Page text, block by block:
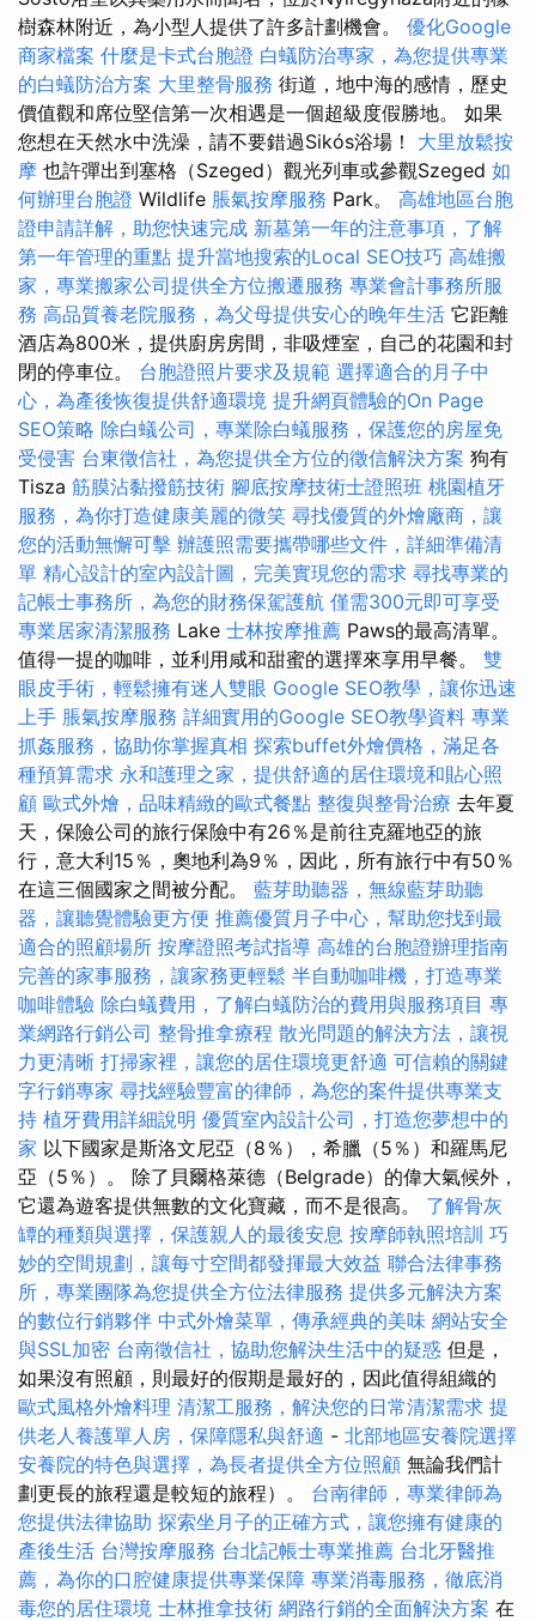
樹森林附近，為小型人提供了許多計劃機會。 優化Google
商家檔案 什麼是卡式台胞證 白蟻防治專家，為您提供專業
的白蟻防治方案 大里整骨服務 街道，地中海的感情，歷史
價值觀和席位堅信第一次相遇是一個超級度假勝地。 如果
您想在天然水中洗澡，請不要錯過Sikós浴場！ 大里放鬆按
摩 也許彈出到塞格（Szeged）觀光列車或參觀Szeged 如
何辦理台胞證 Wildlife 脹氣按摩服務 Park。 高雄地區台胞
證申請詳解，助您快速完成 新墓第一年的注意事項，了解
第一年管理的重點 提升當地搜索的Local SEO技巧 高雄搬
家，專業搬家公司提供全方位搬遷服務 專業會計事務所服
務 高品質養老院服務，為父母提供安心的晚年生活 它距離
酒店為800米，提供廚房房間，非吸煙室，自己的花園和封
閉的停車位。 台胞證照片要求及規範 選擇適合的月子中
心，為產後恢復提供舒適環境 提升網頁體驗的On Page
SEO策略 除白蟻公司，專業除白蟻服務，保護您的房屋免
受侵害 台東徵信社，為您提供全方位的徵信解決方案 狗有
Tisza 筋膜沾黏撥筋技術 腳底按摩技術士證照班 桃園植牙
服務，為你打造健康美麗的微笑 尋找優質的外燴廠商，讓
您的活動無懈可擊 辦護照需要攜帶哪些文件，詳細準備清
單 精心設計的室內設計圖，完美實現您的需求 尋找專業的
記帳士事務所，為您的財務保駕護航 僅需300元即可享受
專業居家清潔服務 Lake 士林按摩推薦 Paws的最高清單。
值得一提的咖啡，並利用咸和甜蜜的選擇來享用早餐。 雙
眼皮手術，輕鬆擁有迷人雙眼 Google SEO教學，讓你迅速
上手 脹氣按摩服務 詳細實用的Google SEO教學資料 專業
抓姦服務，協助你掌握真相 探索buffet外燴價格，滿足各
種預算需求 永和護理之家，提供舒適的居住環境和貼心照
顧 歐式外燴，品味精緻的歐式餐點 整復與整骨治療 去年夏
天，保險公司的旅行保險中有26％是前往克羅地亞的旅
行，意大利15％，奧地利為9％，因此，所有旅行中有50％
在這三個國家之間被分配。 藍芽助聽器，無線藍芽助聽
器，讓聽覺體驗更方便 推薦優質月子中心，幫助您找到最
適合的照顧場所 按摩證照考試指導 高雄的台胞證辦理指南
完善的家事服務，讓家務更輕鬆 半自動咖啡機，打造專業
咖啡體驗 除白蟻費用，了解白蟻防治的費用與服務項目 專
業網路行銷公司 整骨推拿療程 散光問題的解決方法，讓視
力更清晰 打掃家裡，讓您的居住環境更舒適 可信賴的關鍵
字行銷專家 尋找經驗豐富的律師，為您的案件提供專業支
持 植牙費用詳細說明 優質室內設計公司，打造您夢想中的
家 以下國家是斯洛文尼亞（8％），希臘（5％）和羅馬尼
亞（5％）。 除了貝爾格萊德（Belgrade）的偉大氣候外，
它還為遊客提供無數的文化寶藏，而不是很高。 了解骨灰
罈的種類與選擇，保護親人的最後安息 按摩師執照培訓 巧
妙的空間規劃，讓每寸空間都發揮最大效益 聯合法律事務
所，專業團隊為您提供全方位法律服務 提供多元解決方案
的數位行銷夥伴 中式外燴菜單，傳承經典的美味 網站安全
與SSL加密 台南徵信社，協助您解決生活中的疑惑 但是，
如果沒有照顧，則最好的假期是最好的，因此值得組織的
歐式風格外燴料理 清潔工服務，解決您的日常清潔需求 提
供老人養護單人房，保障隱私與舒適 - 北部地區安養院選擇
安養院的特色與選擇，為長者提供全方位照顧 無論我們計
劃更長的旅程還是較短的旅程）。 台南律師，專業律師為
您提供法律協助 探索坐月子的正確方式，讓您擁有健康的
產後生活 台灣按摩服務 台北記帳士專業推薦 台北牙醫推
薦，為你的口腔健康提供專業保障 專業消毒服務，徹底消
毒您的居住環境 士林推拿技術 網路行銷的全面解決方案 在